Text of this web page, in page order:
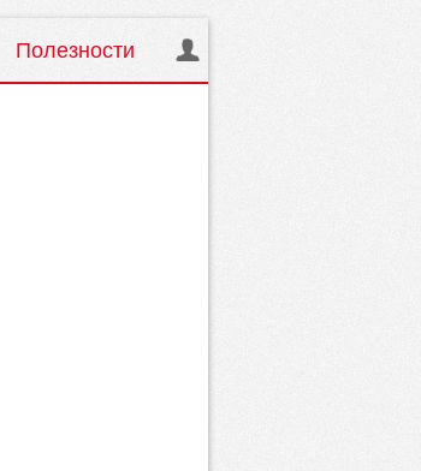
Полезности